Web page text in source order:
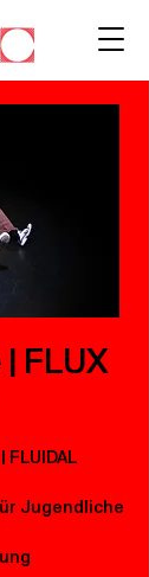
FLUX
FLUIDAL
Jugendliche